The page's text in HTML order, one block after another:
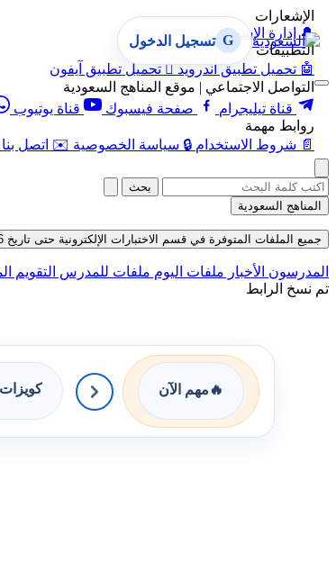
الإشعارات
🔔 إدارة الإشعارات
التطبيقات
🤖 تحميل تطبيق أندرويد  تحميل تطبيق آيفون
التواصل الاجتماعي | موقع المناهج السعودية
قناة تيليجرام
صفحة فيسبوك قناة يوتيوب
روابط مهمة
📄 شروط الاستخدام 🔒 سياسة الخصوصية ✉️ اتصل بنا
G تسجيل الدخول
بحث
المناهج السعودية
جميع الملفات المتوفرة في قسم الاختبارات الإلكترونية حتى تاريخ 06-08-2026
المدرسون الأخبار ملفات اليوم ملفات للمدرس التقويم
تم نسخ الرابط
🔥 مهم الآن